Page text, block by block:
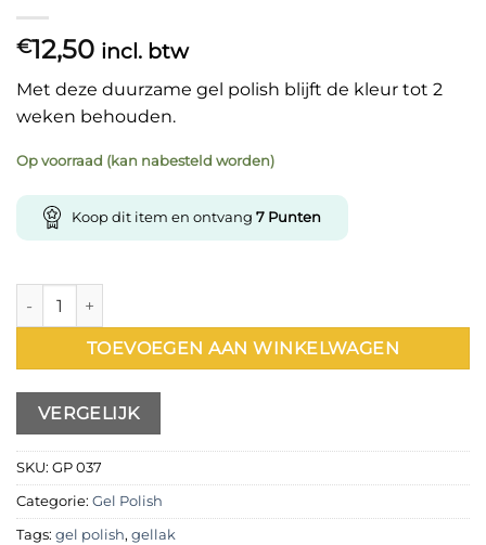
€12,50 incl. btw
Met deze duurzame gel polish blijft de kleur tot 2
weken behouden.
Op voorraad (kan nabesteld worden)
Koop dit item en ontvang 7 Punten
Gel Polish 037 15ml aantal
TOEVOEGEN AAN WINKELWAGEN
VERGELIJK
SKU: GP 037
Categorie: Gel Polish
Tags: gel polish, gellak